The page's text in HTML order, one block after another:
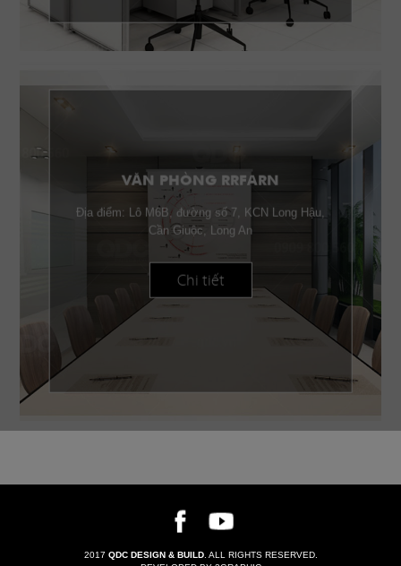
VĂN PHÒNG RRFARN
Địa điểm: Lô M6B, đường số 7, KCN Long Hậu,
Cần Giuộc, Long An
Chi tiết
2017 QDC DESIGN & BUILD. ALL RIGHTS RESERVED.